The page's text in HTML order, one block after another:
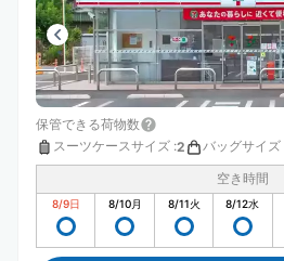
保管できる荷物数
スーツケースサイズ :2 バッグサイズ
空き時間
8/9日 8/10月 8/11火 8/12水